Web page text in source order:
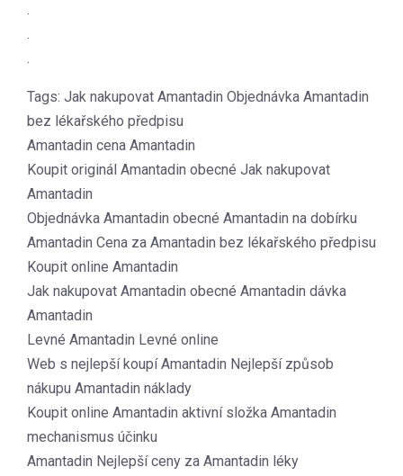
.
.
.
Tags: Jak nakupovat Amantadin Objednávka Amantadin
bez lékařského předpisu
Amantadin cena Amantadin
Koupit originál Amantadin obecné Jak nakupovat
Amantadin
Objednávka Amantadin obecné Amantadin na dobírku
Amantadin Cena za Amantadin bez lékařského předpisu
Koupit online Amantadin
Jak nakupovat Amantadin obecné Amantadin dávka
Amantadin
Levné Amantadin Levné online
Web s nejlepší koupí Amantadin Nejlepší způsob
nákupu Amantadin náklady
Koupit online Amantadin aktivní složka Amantadin
mechanismus účinku
Amantadin Nejlepší ceny za Amantadin léky